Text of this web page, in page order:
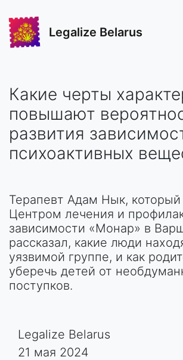
Legalize Belarus
Какие черты
повышают
развития
психоактивных
Терапевт Адам Нык, который
Центром лечения и
зависимости «Монар» в
рассказал, какие люди
уязвимой группе, и как
уберечь детей от
поступков.
Legalize Belarus
21 мая 2024